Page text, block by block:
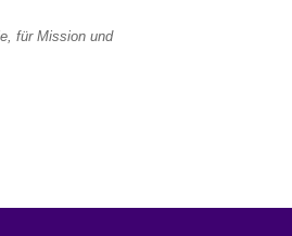
für Mission und